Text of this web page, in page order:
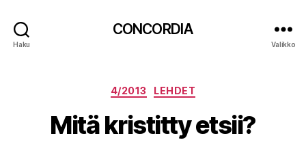
Haku
CONCORDIA
Valikko
Kategoriat
4/2013 LEHDET
Mitä kristitty etsii?